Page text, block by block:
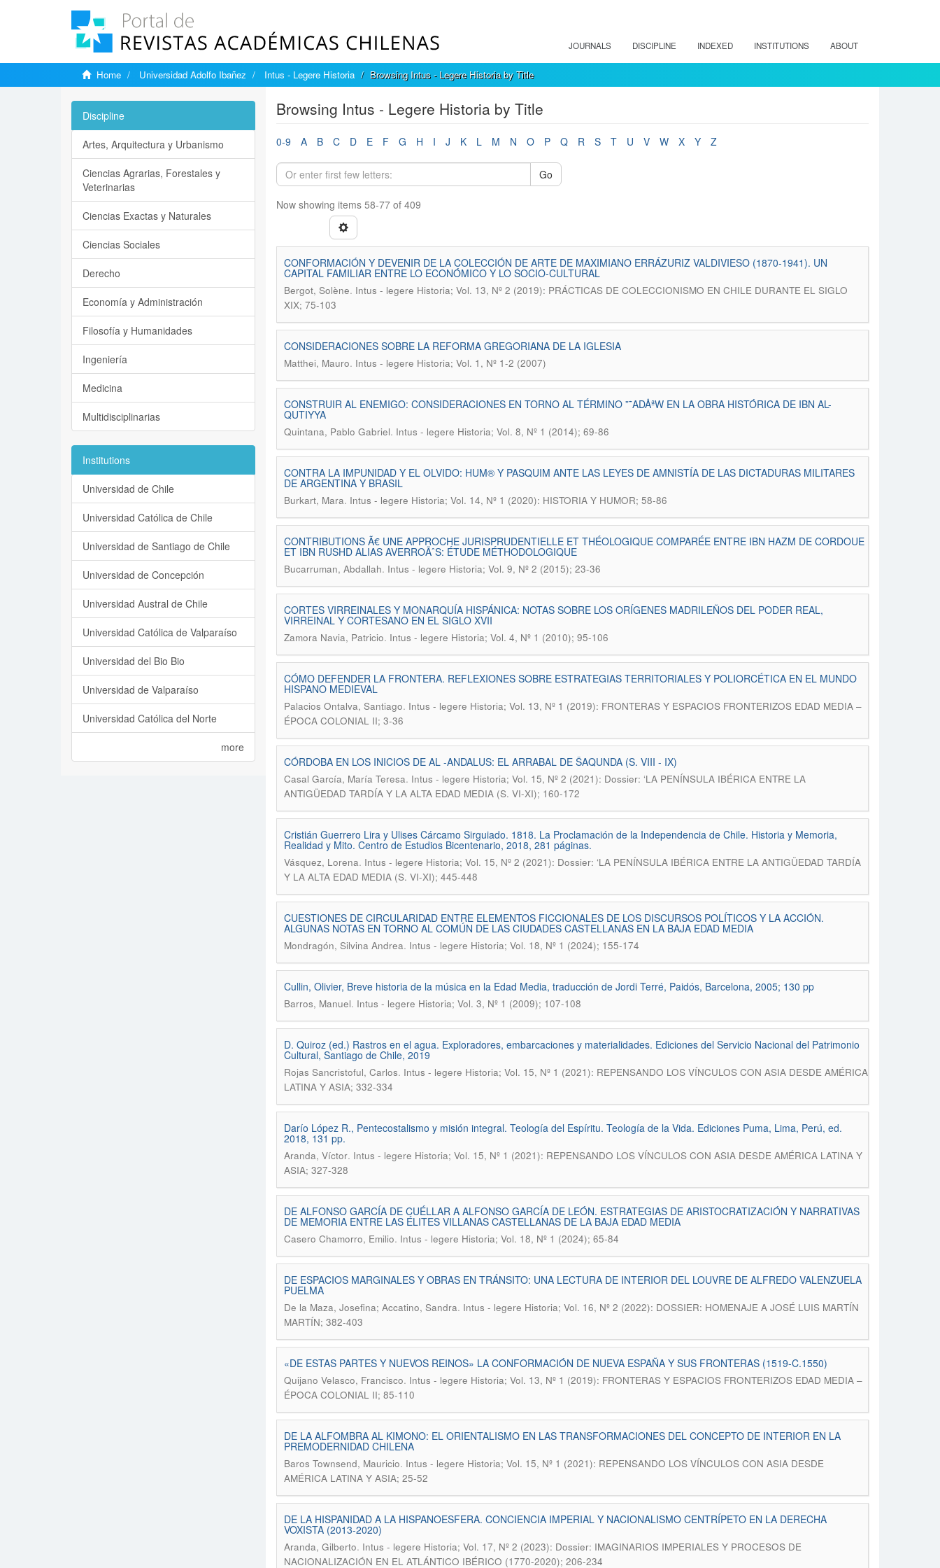
JOURNALS DISCIPLINE INDEXED INSTITUTIONS ABOUT
Home Universidad Adolfo Ibañez Intus - Legere Historia Browsing Intus - Legere Historia by Title
Browsing Intus - Legere Historia by Title
0-9 A B C D E F G H I J K L M N O P Q R S T U V W X Y Z
Go
Now showing items 58-77 of 409
CONFORMACIÓN Y DEVENIR DE LA COLECCIÓN DE ARTE DE MAXIMIANO ERRÁZURIZ VALDIVIESO (1870-1941). UN
CAPITAL FAMILIAR ENTRE LO ECONÓMICO Y LO SOCIO-CULTURAL
Bergot, Solène. Intus - legere Historia; Vol. 13, Nº 2 (2019): PRÁCTICAS DE COLECCIONISMO EN CHILE DURANTE EL SIGLO
XIX; 75-103
CONSIDERACIONES SOBRE LA REFORMA GREGORIANA DE LA IGLESIA
Matthei, Mauro. Intus - legere Historia; Vol. 1, Nº 1-2 (2007)
CONSTRUIR AL ENEMIGO: CONSIDERACIONES EN TORNO AL TÉRMINO ”˜ADÅªW EN LA OBRA HISTÓRICA DE IBN AL-
QUTIYYA
Quintana, Pablo Gabriel. Intus - legere Historia; Vol. 8, Nº 1 (2014); 69-86
CONTRA LA IMPUNIDAD Y EL OLVIDO: HUM® Y PASQUIM ANTE LAS LEYES DE AMNISTÍA DE LAS DICTADURAS MILITARES
DE ARGENTINA Y BRASIL
Burkart, Mara. Intus - legere Historia; Vol. 14, Nº 1 (2020): HISTORIA Y HUMOR; 58-86
CONTRIBUTIONS Ã€ UNE APPROCHE JURISPRUDENTIELLE ET THÉOLOGIQUE COMPARÉE ENTRE IBN HAZM DE CORDOUE
ET IBN RUSHD ALIAS AVERROÃˆS: ÉTUDE MÉTHODOLOGIQUE
Bucarruman, Abdallah. Intus - legere Historia; Vol. 9, Nº 2 (2015); 23-36
CORTES VIRREINALES Y MONARQUÍA HISPÁNICA: NOTAS SOBRE LOS ORÍGENES MADRILEÑOS DEL PODER REAL,
VIRREINAL Y CORTESANO EN EL SIGLO XVII
Zamora Navia, Patricio. Intus - legere Historia; Vol. 4, Nº 1 (2010); 95-106
CÓMO DEFENDER LA FRONTERA. REFLEXIONES SOBRE ESTRATEGIAS TERRITORIALES Y POLIORCÉTICA EN EL MUNDO
HISPANO MEDIEVAL
Palacios Ontalva, Santiago. Intus - legere Historia; Vol. 13, Nº 1 (2019): FRONTERAS Y ESPACIOS FRONTERIZOS EDAD MEDIA –
ÉPOCA COLONIAL II; 3-36
CÓRDOBA EN LOS INICIOS DE AL -ANDALUS: EL ARRABAL DE ŠAQUNDA (S. VIII - IX)
Casal García, María Teresa. Intus - legere Historia; Vol. 15, Nº 2 (2021): Dossier: ‘LA PENÍNSULA IBÉRICA ENTRE LA
ANTIGÜEDAD TARDÍA Y LA ALTA EDAD MEDIA (S. VI-XI); 160-172
Cristián Guerrero Lira y Ulises Cárcamo Sirguiado. 1818. La Proclamación de la Independencia de Chile. Historia y Memoria,
Realidad y Mito. Centro de Estudios Bicentenario, 2018, 281 páginas.
Vásquez, Lorena. Intus - legere Historia; Vol. 15, Nº 2 (2021): Dossier: ‘LA PENÍNSULA IBÉRICA ENTRE LA ANTIGÜEDAD TARDÍA
Y LA ALTA EDAD MEDIA (S. VI-XI); 445-448
CUESTIONES DE CIRCULARIDAD ENTRE ELEMENTOS FICCIONALES DE LOS DISCURSOS POLÍTICOS Y LA ACCIÓN.
ALGUNAS NOTAS EN TORNO AL COMÚN DE LAS CIUDADES CASTELLANAS EN LA BAJA EDAD MEDIA
Mondragón, Silvina Andrea. Intus - legere Historia; Vol. 18, Nº 1 (2024); 155-174
Cullin, Olivier, Breve historia de la música en la Edad Media, traducción de Jordi Terré, Paidós, Barcelona, 2005; 130 pp
Barros, Manuel. Intus - legere Historia; Vol. 3, Nº 1 (2009); 107-108
D. Quiroz (ed.) Rastros en el agua. Exploradores, embarcaciones y materialidades. Ediciones del Servicio Nacional del Patrimonio
Cultural, Santiago de Chile, 2019
Rojas Sancristoful, Carlos. Intus - legere Historia; Vol. 15, Nº 1 (2021): REPENSANDO LOS VÍNCULOS CON ASIA DESDE AMÉRICA
LATINA Y ASIA; 332-334
Darío López R., Pentecostalismo y misión integral. Teología del Espíritu. Teología de la Vida. Ediciones Puma, Lima, Perú, ed.
2018, 131 pp.
Aranda, Víctor. Intus - legere Historia; Vol. 15, Nº 1 (2021): REPENSANDO LOS VÍNCULOS CON ASIA DESDE AMÉRICA LATINA Y
ASIA; 327-328
DE ALFONSO GARCÍA DE CUÉLLAR A ALFONSO GARCÍA DE LEÓN. ESTRATEGIAS DE ARISTOCRATIZACIÓN Y NARRATIVAS
DE MEMORIA ENTRE LAS ÉLITES VILLANAS CASTELLANAS DE LA BAJA EDAD MEDIA
Casero Chamorro, Emilio. Intus - legere Historia; Vol. 18, Nº 1 (2024); 65-84
DE ESPACIOS MARGINALES Y OBRAS EN TRÁNSITO: UNA LECTURA DE INTERIOR DEL LOUVRE DE ALFREDO VALENZUELA
PUELMA
De la Maza, Josefina; Accatino, Sandra. Intus - legere Historia; Vol. 16, Nº 2 (2022): DOSSIER: HOMENAJE A JOSÉ LUIS MARTÍN
MARTÍN; 382-403
«DE ESTAS PARTES Y NUEVOS REINOS» LA CONFORMACIÓN DE NUEVA ESPAÑA Y SUS FRONTERAS (1519-C.1550)
Quijano Velasco, Francisco. Intus - legere Historia; Vol. 13, Nº 1 (2019): FRONTERAS Y ESPACIOS FRONTERIZOS EDAD MEDIA –
ÉPOCA COLONIAL II; 85-110
DE LA ALFOMBRA AL KIMONO: EL ORIENTALISMO EN LAS TRANSFORMACIONES DEL CONCEPTO DE INTERIOR EN LA
PREMODERNIDAD CHILENA
Baros Townsend, Mauricio. Intus - legere Historia; Vol. 15, Nº 1 (2021): REPENSANDO LOS VÍNCULOS CON ASIA DESDE
AMÉRICA LATINA Y ASIA; 25-52
DE LA HISPANIDAD A LA HISPANOESFERA. CONCIENCIA IMPERIAL Y NACIONALISMO CENTRÍPETO EN LA DERECHA
VOXISTA (2013-2020)
Aranda, Gilberto. Intus - legere Historia; Vol. 17, Nº 2 (2023): Dossier: IMAGINARIOS IMPERIALES Y PROCESOS DE
NACIONALIZACIÓN EN EL ATLÁNTICO IBÉRICO (1770-2020); 206-234
Discipline
Artes, Arquitectura y Urbanismo
Ciencias Agrarias, Forestales y
Veterinarias
Ciencias Exactas y Naturales
Ciencias Sociales
Derecho
Economía y Administración
Filosofía y Humanidades
Ingeniería
Medicina
Multidisciplinarias
Institutions
Universidad de Chile
Universidad Católica de Chile
Universidad de Santiago de Chile
Universidad de Concepción
Universidad Austral de Chile
Universidad Católica de Valparaíso
Universidad del Bio Bio
Universidad de Valparaíso
Universidad Católica del Norte
more